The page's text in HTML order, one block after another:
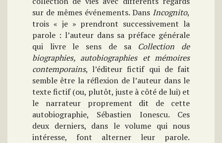
sur de mêmes événements. Dans Incognito,
trois « je » prendront successivement la
parole : l’auteur dans sa préface générale
qui livre le sens de sa Collection de
biographies, autobiographies et mémoires
contemporains, l’éditeur fictif qui de fait
semble être la réflexion de l’auteur dans le
texte fictif (ou, plutôt, juste à côté de lui) et
le narrateur proprement dit de cette
autobiographie, Sébastien Ionescu. Ces
deux derniers, dans le volume qui nous
intéresse, font alterner leur parole.